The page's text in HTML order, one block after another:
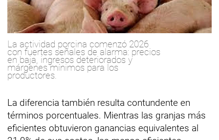
La actividad porcina comenzó 2026
con fuertes señales de alarma: precios
en baja, ingresos deteriorados y
márgenes mínimos para los
productores.
La diferencia también resulta contundente en
términos porcentuales. Mientras las granjas más
eficientes obtuvieron ganancias equivalentes al